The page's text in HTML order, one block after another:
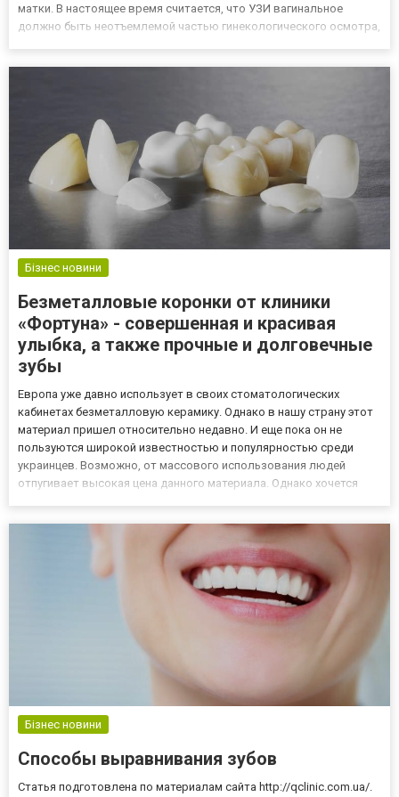
матки. В настоящее время считается, что УЗИ вагинальное
должно быть неотъемлемой частью гинекологического осмотра,
Бізнес новини
Безметалловые коронки от клиники
«Фортуна» - совершенная и красивая
улыбка, а также прочные и долговечные
зубы
Европа уже давно использует в своих стоматологических
кабинетах безметалловую керамику. Однако в нашу страну этот
материал пришел относительно недавно. И еще пока он не
пользуются широкой известностью и популярностью среди
украинцев. Возможно, от массового использования людей
отпугивает высокая цена данного материала. Однако хочется
специалисты сферы...
Бізнес новини
Способы выравнивания зубов
Статья подготовлена по материалам сайта http://qclinic.com.ua/.